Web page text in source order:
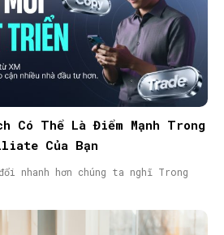
Có Thể Là Điểm Mạnh Trong
Của Bạn
hơn chúng ta nghĩ Trong